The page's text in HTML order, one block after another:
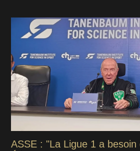
ASSE : "La Ligue 1 a besoin